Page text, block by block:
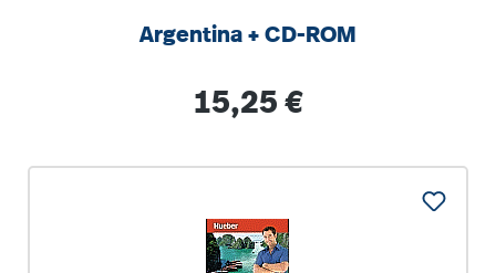
Argentina + CD-ROM
Regulärer Preis:
15,25 €